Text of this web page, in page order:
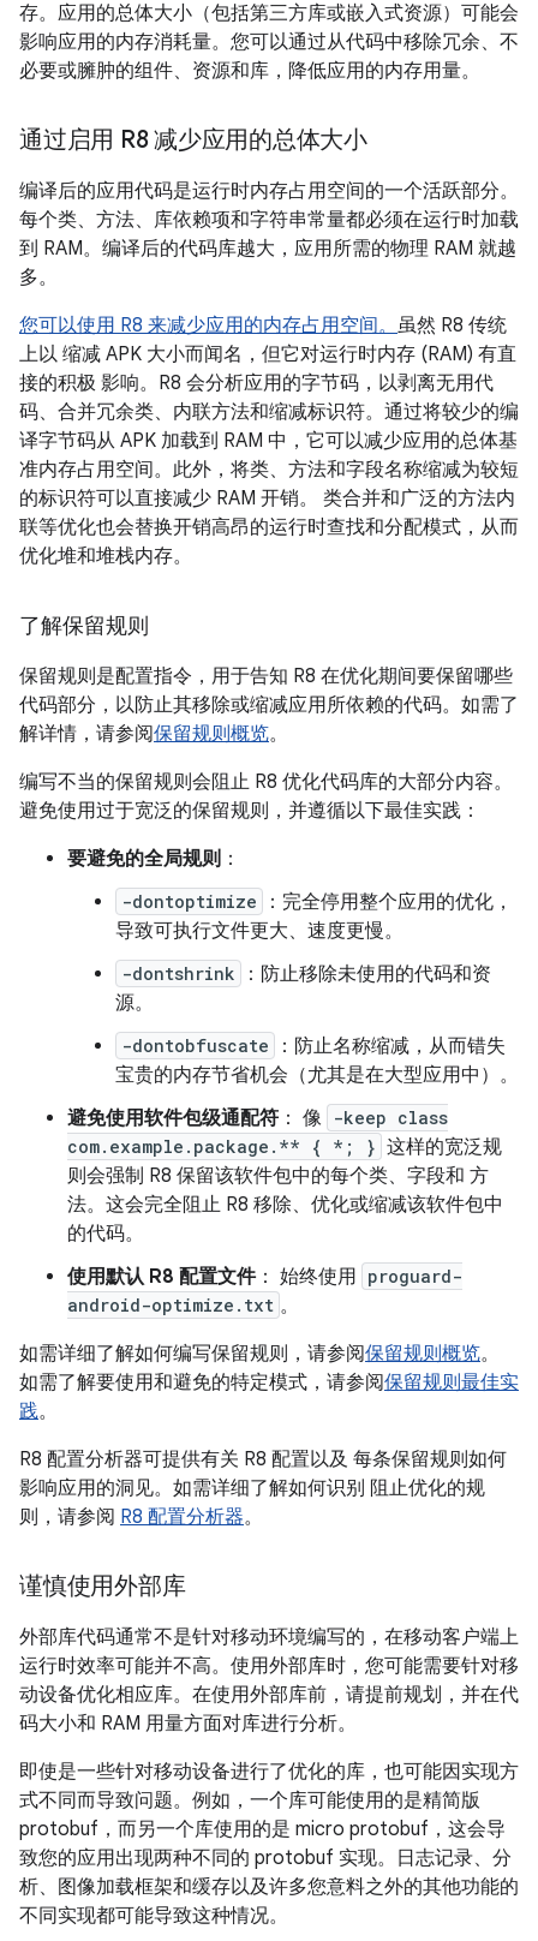
存。应用的总体大小（包括第三方库或嵌入式资源）可能会
影响应用的内存消耗量。您可以通过从代码中移除冗余、不
必要或臃肿的组件、资源和库，降低应用的内存用量。
通过启用 R8 减少应用的总体大小
编译后的应用代码是运行时内存占用空间的一个活跃部分。
每个类、方法、库依赖项和字符串常量都必须在运行时加载
到 RAM。编译后的代码库越大，应用所需的物理 RAM 就越
多。
您可以使用 R8 来减少应用的内存占用空间。 虽然 R8 传统
上以 缩减 APK 大小而闻名，但它对运行时内存 (RAM) 有直
接的积极 影响。R8 会分析应用的字节码，以剥离无用代
码、合并冗余类、内联方法和缩减标识符。通过将较少的编
译字节码从 APK 加载到 RAM 中，它可以减少应用的总体基
准内存占用空间。此外，将类、方法和字段名称缩减为较短
的标识符可以直接减少 RAM 开销。 类合并和广泛的方法内
联等优化也会替换开销高昂的运行时查找和分配模式，从而
优化堆和堆栈内存。
了解保留规则
保留规则是配置指令，用于告知 R8 在优化期间要保留哪些
代码部分，以防止其移除或缩减应用所依赖的代码。如需了
解详情，请参阅保留规则概览。
编写不当的保留规则会阻止 R8 优化代码库的大部分内容。
避免使用过于宽泛的保留规则，并遵循以下最佳实践：
要避免的全局规则 ：
-dontoptimize
：完全停用整个应用的优化，
导致可执行文件更大、速度更慢。
-dontshrink
：防止移除未使用的代码和资
源。
-dontobfuscate
：防止名称缩减，从而错失
宝贵的内存节省机会（尤其是在大型应用中）。
避免使用软件包级通配符 ： 像
-keep class
com.example.package.** { *; } 这样的宽泛规
则会强制 R8 保留该软件包中的每个类、字段和 方
法。这会完全阻止 R8 移除、优化或缩减该软件包中
的代码。
使用默认 R8 配置文件： 始终使用 proguard-
android-optimize.txt 。
如需详细了解如何编写保留规则，请参阅保留规则概览。
如需了解要使用和避免的特定模式，请参阅保留规则最佳实
践。
R8 配置分析器可提供有关 R8 配置以及 每条保留规则如何
影响应用的洞见。如需详细了解如何识别 阻止优化的规
则，请参阅 R8 配置分析器。
谨慎使用外部库
外部库代码通常不是针对移动环境编写的，在移动客户端上
运行时效率可能并不高。使用外部库时，您可能需要针对移
动设备优化相应库。在使用外部库前，请提前规划，并在代
码大小和 RAM 用量方面对库进行分析。
即使是一些针对移动设备进行了优化的库，也可能因实现方
式不同而导致问题。例如，一个库可能使用的是精简版
protobuf，而另一个库使用的是 micro protobuf，这会导
致您的应用出现两种不同的 protobuf 实现。日志记录、分
析、图像加载框架和缓存以及许多您意料之外的其他功能的
不同实现都可能导致这种情况。